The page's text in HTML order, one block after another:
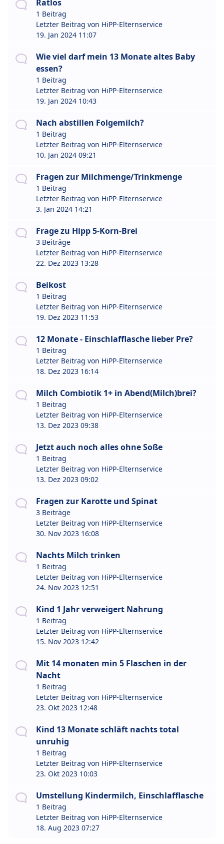
Ratlos
1 Beitrag
Letzter Beitrag von HiPP-Elternservice
19. Jan 2024 11:07
Wie viel darf mein 13 Monate altes Baby
essen?
1 Beitrag
Letzter Beitrag von HiPP-Elternservice
19. Jan 2024 10:43
Nach abstillen Folgemilch?
1 Beitrag
Letzter Beitrag von HiPP-Elternservice
10. Jan 2024 09:21
Fragen zur Milchmenge/Trinkmenge
1 Beitrag
Letzter Beitrag von HiPP-Elternservice
3. Jan 2024 14:21
Frage zu Hipp 5-Korn-Brei
3 Beiträge
Letzter Beitrag von HiPP-Elternservice
22. Dez 2023 13:28
Beikost
1 Beitrag
Letzter Beitrag von HiPP-Elternservice
19. Dez 2023 11:53
12 Monate - Einschlafflasche lieber Pre?
1 Beitrag
Letzter Beitrag von HiPP-Elternservice
18. Dez 2023 16:14
Milch Combiotik 1+ in Abend(Milch)brei?
1 Beitrag
Letzter Beitrag von HiPP-Elternservice
13. Dez 2023 09:38
Jetzt auch noch alles ohne Soße
1 Beitrag
Letzter Beitrag von HiPP-Elternservice
13. Dez 2023 09:02
Fragen zur Karotte und Spinat
3 Beiträge
Letzter Beitrag von HiPP-Elternservice
30. Nov 2023 16:08
Nachts Milch trinken
1 Beitrag
Letzter Beitrag von HiPP-Elternservice
24. Nov 2023 12:51
Kind 1 Jahr verweigert Nahrung
1 Beitrag
Letzter Beitrag von HiPP-Elternservice
15. Nov 2023 12:42
Mit 14 monaten min 5 Flaschen in der
Nacht
1 Beitrag
Letzter Beitrag von HiPP-Elternservice
23. Okt 2023 12:48
Kind 13 Monate schläft nachts total
unruhig
1 Beitrag
Letzter Beitrag von HiPP-Elternservice
23. Okt 2023 10:03
Umstellung Kindermilch, Einschlafflasche
1 Beitrag
Letzter Beitrag von HiPP-Elternservice
18. Aug 2023 07:27